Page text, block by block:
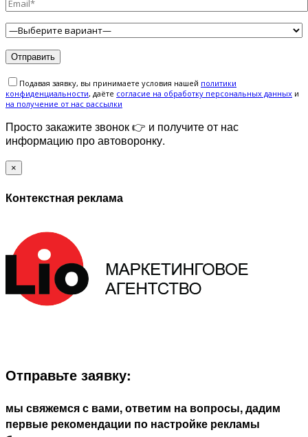
Подавая заявку, вы принимаете условия нашей политики
конфиденциальности, даёте cогласие на обработку персональных данных и
на получение от нас рассылки
Просто закажите звонок 👉 и получите от нас
информацию про автоворонку.
×
Контекстная реклама
Отправьте заявку:
мы свяжемся с вами, ответим на вопросы, дадим
первые рекомендации по настройке рекламы